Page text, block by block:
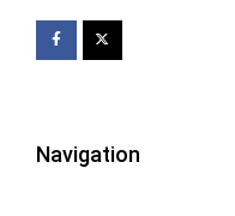
Navigation